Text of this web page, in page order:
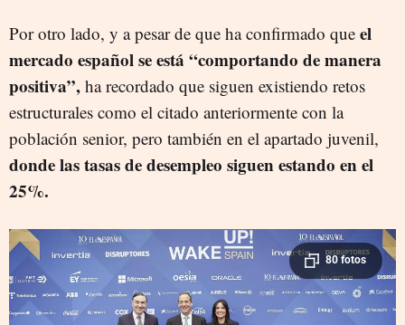
Por otro lado, y a pesar de que ha confirmado que el
mercado español se está “comportando de manera
positiva”, ha recordado que siguen existiendo retos
estructurales como el citado anteriormente con la
población senior, pero también en el apartado juvenil,
donde las tasas de desempleo siguen estando en el
25%.
80 fotos